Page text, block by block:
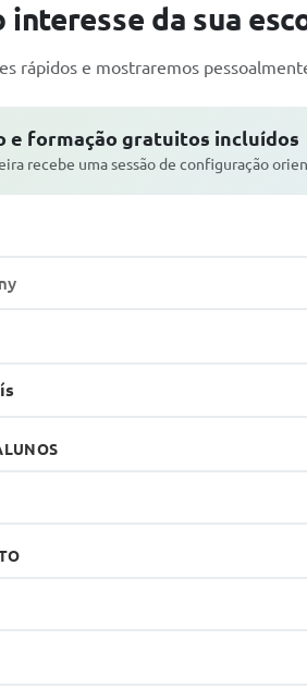
interesse da sua
rápidos e mostraremos
e formação gratuitos incluídos
recebe uma sessão de configuração